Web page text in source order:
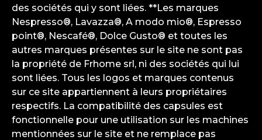
des sociétés qui y sont liées. **Les marques
Nespresso®, Lavazza®, A modo mio®, Espresso
point®, Nescafé®, Dolce Gusto® et toutes les
autres marques présentes sur le site ne sont pas
la propriété de Frhome srl, ni des sociétés qui lui
sont liées. Tous les logos et marques contenus
sur ce site appartiennent à leurs propriétaires
respectifs. La compatibilité des capsules est
fonctionnelle pour une utilisation sur les machines
mentionnées sur le site et ne remplace pas